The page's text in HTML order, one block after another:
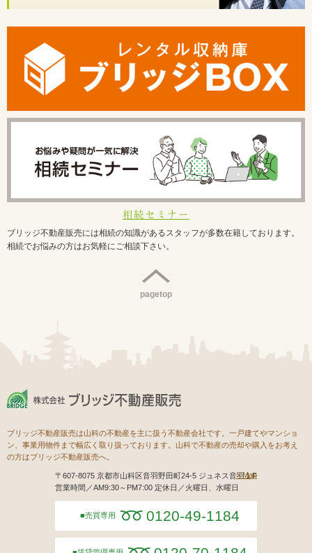
相続セミナー
ブリッジ不動産販売には相続の知識があるスタッフが多数在籍しております。
相続でお悩みの方はお気軽にご相談下さい。
pagetop
ブリッジ不動産販売は山科の不動産を主に扱う不動産会社です。一戸建てやマンショ
ン、事業用物件まで幅広く取り扱っております。山科で不動産の売却や購入をお考え
の方はブリッジ不動産販売へ。
Map
〒607-8075 京都市山科区音羽野田町24-5 ジュネス音羽１F
営業時間／AM9:30～PM7:00 定休日／火曜日、水曜日
売買専用 0120-49-1184